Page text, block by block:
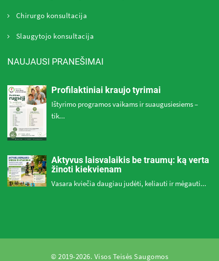
Chirurgo konsultacija
Slaugytojo konsultacija
NAUJAUSI PRANEŠIMAI
Profilaktiniai kraujo tyrimai
Ištyrimo programos vaikams ir suaugusiesiems –
tik...
Aktyvus laisvalaikis be traumų: ką verta
žinoti kiekvienam
Vasara kviečia daugiau judėti, keliauti ir mėgauti...
© 2019-2026. Visos Teisės Saugomos